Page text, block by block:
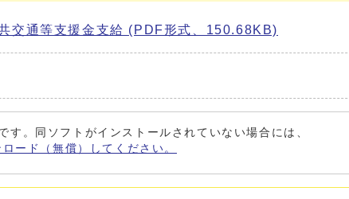
交通等支援金支給 (PDF形式、150.68KB)
。同ソフトがインストールされていない場合には、
ード（無償）してください。